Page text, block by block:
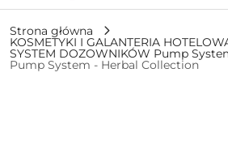
Strona główna
KOSMETYKI I GALANTERIA
SYSTEM DOZOWNIKÓW Pump
Pump System - Herbal Collection